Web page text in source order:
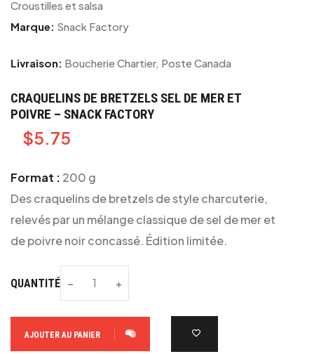
Croustilles et salsa
Marque: Snack Factory
Livraison: Boucherie Chartier, Poste Canada
CRAQUELINS DE BRETZELS SEL DE MER ET
POIVRE – SNACK FACTORY
$5.75
Format : 200 g
Des craquelins de bretzels de style charcuterie,
relevés par un mélange classique de sel de mer et
de poivre noir concassé. Édition limitée.
QUANTITÉ
AJOUTER AU PANIER